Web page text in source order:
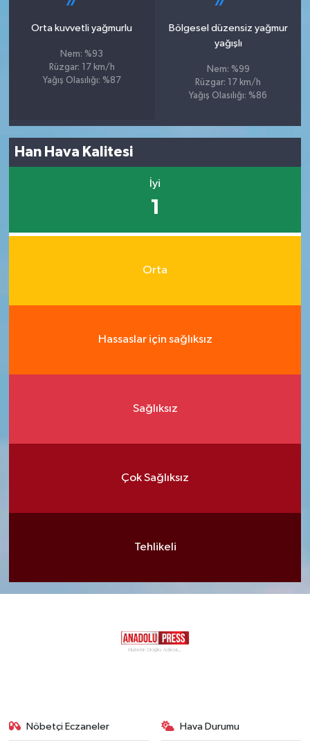
Orta kuvvetli yağmurlu
Nem: %93
Rüzgar: 17 km/h
Yağış Olasılığı: %87
Bölgesel düzensiz yağmur
yağışlı
Nem: %99
Rüzgar: 17 km/h
Yağış Olasılığı: %86
Han Hava Kalitesi
İyi
1
Orta
Hassaslar için sağlıksız
Sağlıksız
Çok Sağlıksız
Tehlikeli
Nöbetçi Eczaneler Hava Durumu